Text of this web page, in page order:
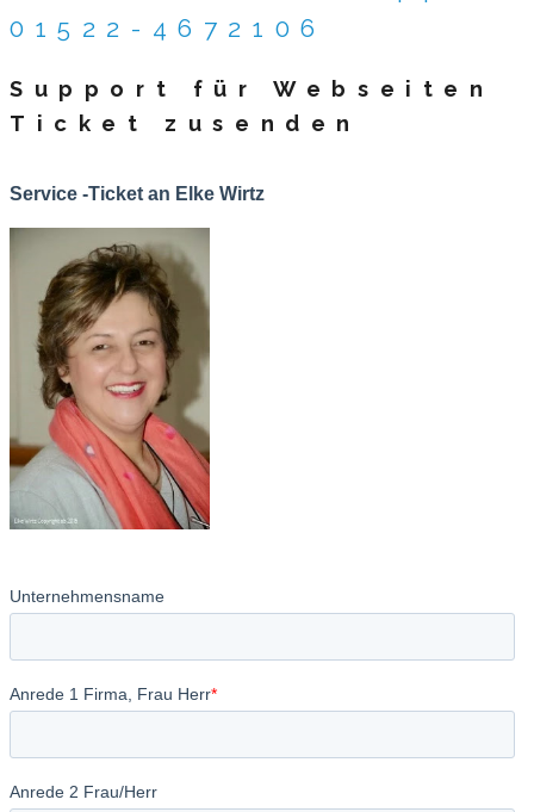
01522-4672106
Support für Webseiten
Ticket zusenden